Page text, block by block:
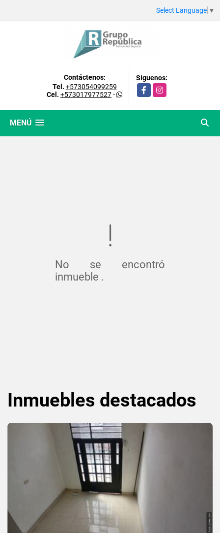
Select Language ▼
Contáctenos:
Tel. +573054099259
Cel. +573017977527-
Síguenos:
FacebookInstagram
MENÚ
No se encontró
inmueble .
Inmuebles destacados